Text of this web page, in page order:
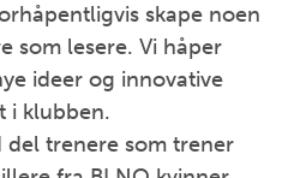
skape noen
som lesere. Vi håper
ideer og innovative
i klubben.
trenere som trener